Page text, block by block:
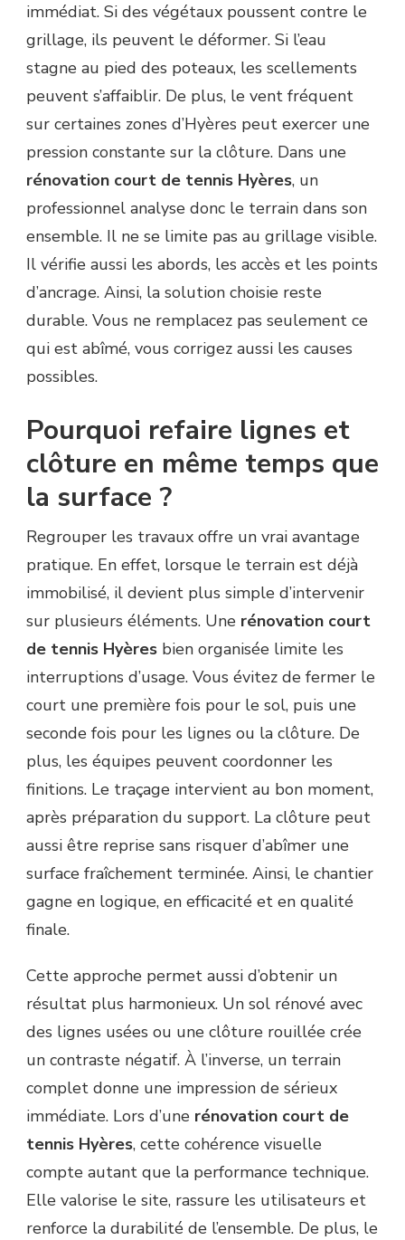
immédiat. Si des végétaux poussent contre le
grillage, ils peuvent le déformer. Si l’eau
stagne au pied des poteaux, les scellements
peuvent s’affaiblir. De plus, le vent fréquent
sur certaines zones d’Hyères peut exercer une
pression constante sur la clôture. Dans une
rénovation court de tennis Hyères, un
professionnel analyse donc le terrain dans son
ensemble. Il ne se limite pas au grillage visible.
Il vérifie aussi les abords, les accès et les points
d’ancrage. Ainsi, la solution choisie reste
durable. Vous ne remplacez pas seulement ce
qui est abîmé, vous corrigez aussi les causes
possibles.
Pourquoi refaire lignes et
clôture en même temps que
la surface ?
Regrouper les travaux offre un vrai avantage
pratique. En effet, lorsque le terrain est déjà
immobilisé, il devient plus simple d’intervenir
sur plusieurs éléments. Une rénovation court
de tennis Hyères bien organisée limite les
interruptions d’usage. Vous évitez de fermer le
court une première fois pour le sol, puis une
seconde fois pour les lignes ou la clôture. De
plus, les équipes peuvent coordonner les
finitions. Le traçage intervient au bon moment,
après préparation du support. La clôture peut
aussi être reprise sans risquer d’abîmer une
surface fraîchement terminée. Ainsi, le chantier
gagne en logique, en efficacité et en qualité
finale.
Cette approche permet aussi d’obtenir un
résultat plus harmonieux. Un sol rénové avec
des lignes usées ou une clôture rouillée crée
un contraste négatif. À l’inverse, un terrain
complet donne une impression de sérieux
immédiate. Lors d’une rénovation court de
tennis Hyères, cette cohérence visuelle
compte autant que la performance technique.
Elle valorise le site, rassure les utilisateurs et
renforce la durabilité de l’ensemble. De plus, le